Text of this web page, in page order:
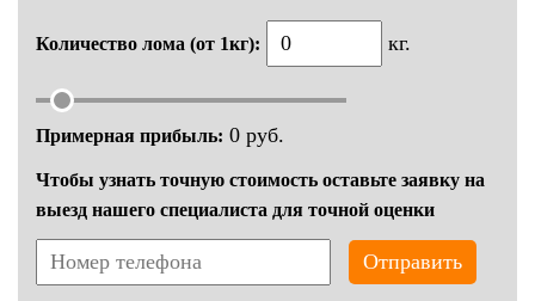
Количество лома (от 1кг): кг.
Примерная прибыль: 0 руб.
Чтобы узнать точную стоимость оставьте заявку на
выезд нашего специалиста для точной оценки
Отправить